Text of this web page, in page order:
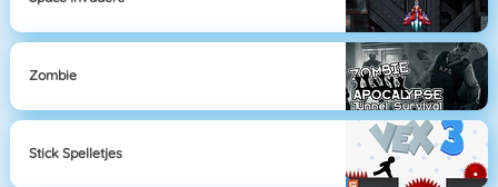
Zombie
Stick Spelletjes